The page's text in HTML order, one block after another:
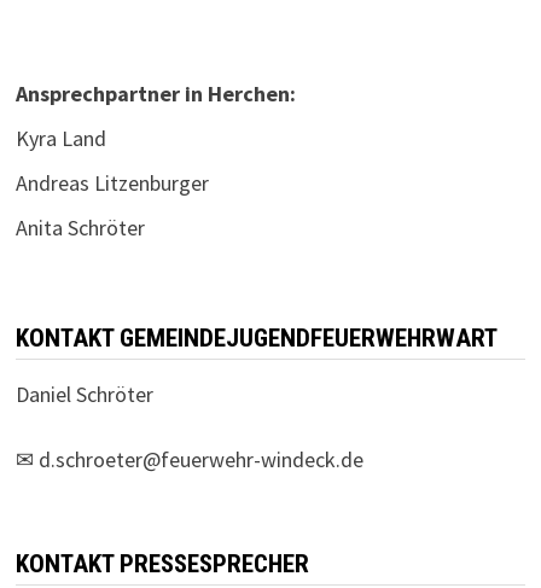
Ansprechpartner in Herchen:
Kyra Land
Andreas Litzenburger
Anita Schröter
KONTAKT GEMEINDEJUGENDFEUERWEHRWART
Daniel Schröter
✉ d.schroeter@feuerwehr-windeck.de
KONTAKT PRESSESPRECHER